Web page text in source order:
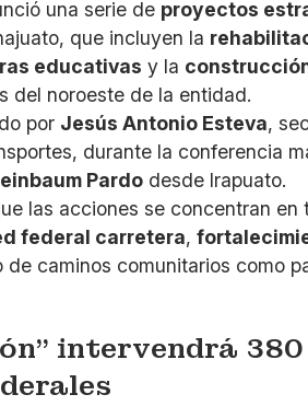
una serie de proyectos
que incluyen la
educativas y la
del noroeste de la entidad.
por Jesús Antonio Esteva,
durante la conferencia
Pardo desde Irapuato.
las acciones se concentran en
federal carretera,
de caminos comunitarios como
intervendrá